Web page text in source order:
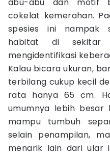
cokelat kemerahan.
spesies ini nampak
habitat di sekitar
mengidentifikasi
Kalau bicara ukuran,
terbilang cukup kecil
rata hanya 65 cm.
umumnya lebih besar
mampu tumbuh
selain penampilan,
menarik lain dari ular